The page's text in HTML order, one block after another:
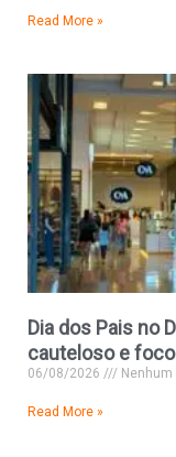
Read More »
Dia dos Pais no
cauteloso e
06/08/2026
Read More »